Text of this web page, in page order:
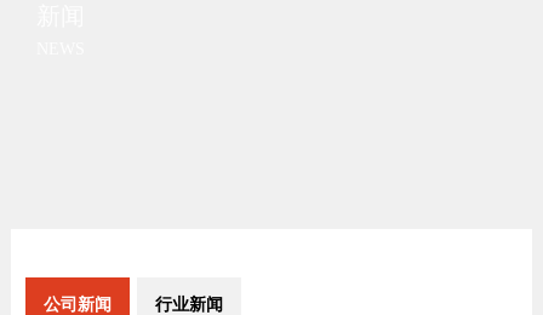
公司新闻 行业新闻